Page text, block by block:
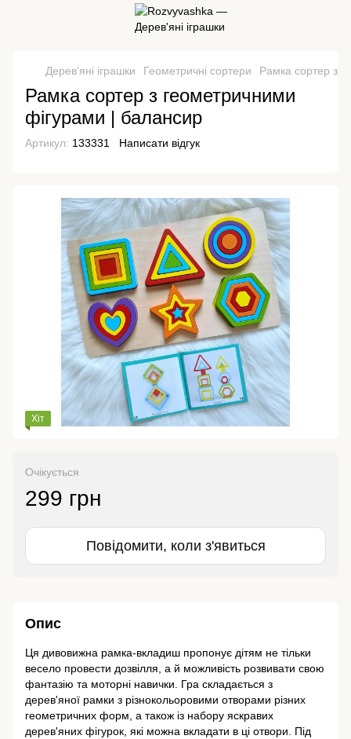
Дерев'яні іграшки Геометричні сортери Рамка сортер з
Рамка сортер з геометричними
фігурами | балансир
Артикул: 133331 Написати відгук
Хіт
Очікується
299 грн
Повідомити, коли з'явиться
Опис
Ця дивовижна рамка-вкладиш пропонує дітям не тільки
весело провести дозвілля, а й можливість розвивати свою
фантазію та моторні навички. Гра складається з
дерев'яної рамки з різнокольоровими отворами різних
геометричних форм, а також із набору яскравих
дерев'яних фігурок, які можна вкладати в ці отвори. Під